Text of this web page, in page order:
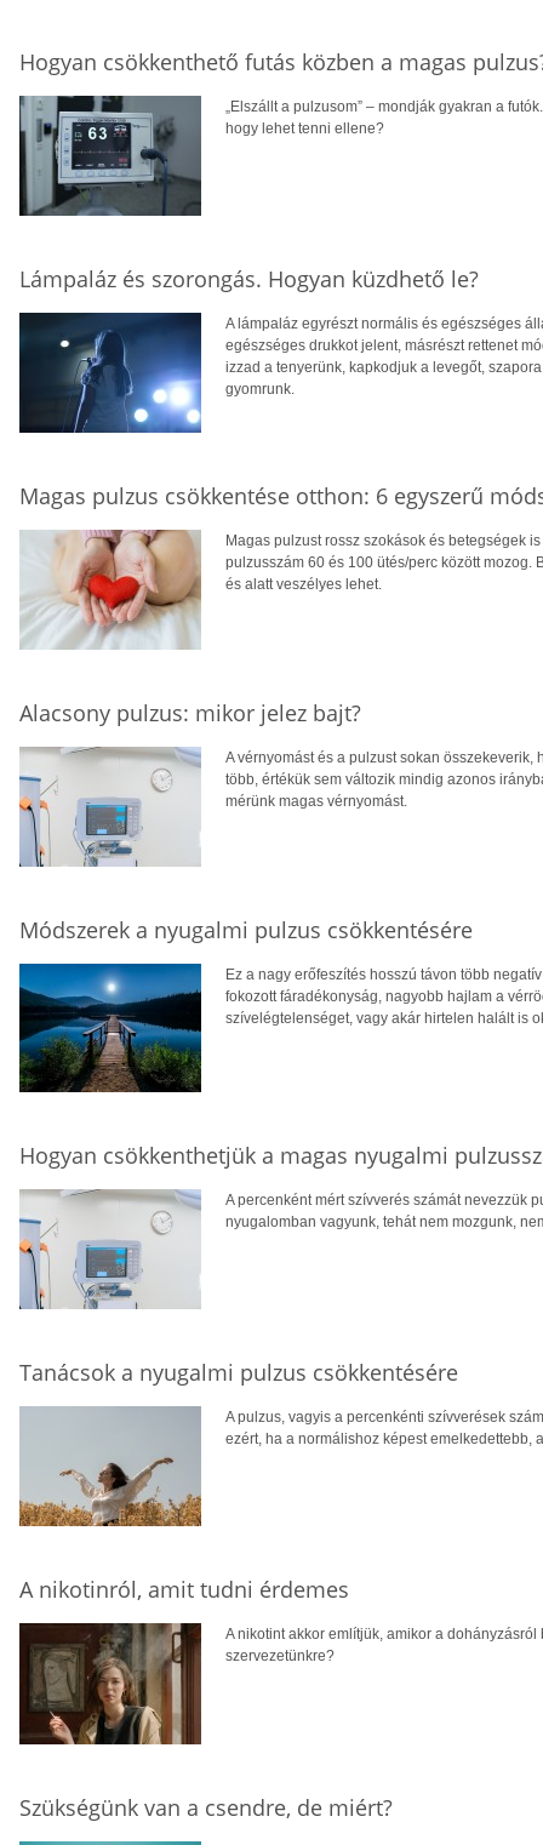
Hogyan csökkenthető futás közben a magas
„Elszállt a pulzusom” – mondják gyakran a
hogy lehet tenni ellene?
Lámpaláz és szorongás. Hogyan küzdhető le?
A lámpaláz egyrészt normális és egészséges
egészséges drukkot jelent, másrészt rettenet
izzad a tenyerünk, kapkodjuk a levegőt,
gyomrunk.
Magas pulzus csökkentése otthon: 6 egyszerű
Magas pulzust rossz szokások és betegségek
pulzusszám 60 és 100 ütés/perc között mozog.
és alatt veszélyes lehet.
Alacsony pulzus: mikor jelez bajt?
A vérnyomást és a pulzust sokan
több, értékük sem változik mindig azonos
mérünk magas vérnyomást.
Módszerek a nyugalmi pulzus csökkentésére
Ez a nagy erőfeszítés hosszú távon több
fokozott fáradékonyság, nagyobb hajlam a
szívelégtelenséget, vagy akár hirtelen halált is
Hogyan csökkenthetjük a magas nyugalmi
A percenként mért szívverés számát nevezzük
nyugalomban vagyunk, tehát nem mozgunk,
Tanácsok a nyugalmi pulzus csökkentésére
A pulzus, vagyis a percenkénti szívverések
ezért, ha a normálishoz képest emelkedettebb,
A nikotinról, amit tudni érdemes
A nikotint akkor említjük, amikor a
szervezetünkre?
Szükségünk van a csendre, de miért?